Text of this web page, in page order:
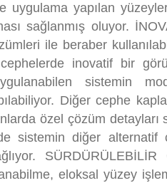
uygulama yapılan
sağlanmış oluyor.
ile beraber
inovatif bir
sistemin
Diğer cephe
özel çözüm detayları
sistemin diğer alternatif
eloksal yüzey